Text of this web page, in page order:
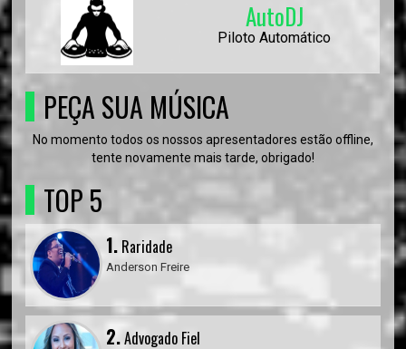
AutoDJ
Piloto Automático
PEÇA SUA MÚSICA
No momento todos os nossos apresentadores estão offline,
tente novamente mais tarde, obrigado!
TOP 5
1. Raridade
Anderson Freire
2.Advogado Fiel